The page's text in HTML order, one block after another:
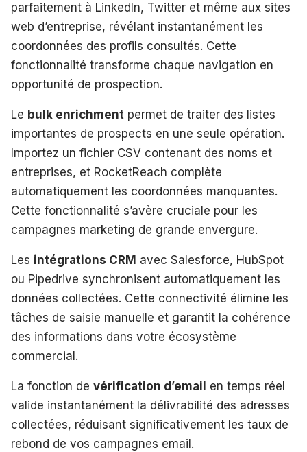
parfaitement à LinkedIn, Twitter et même aux sites
web d’entreprise, révélant instantanément les
coordonnées des profils consultés. Cette
fonctionnalité transforme chaque navigation en
opportunité de prospection.
Le bulk enrichment permet de traiter des listes
importantes de prospects en une seule opération.
Importez un fichier CSV contenant des noms et
entreprises, et RocketReach complète
automatiquement les coordonnées manquantes.
Cette fonctionnalité s’avère cruciale pour les
campagnes marketing de grande envergure.
Les intégrations CRM avec Salesforce, HubSpot
ou Pipedrive synchronisent automatiquement les
données collectées. Cette connectivité élimine les
tâches de saisie manuelle et garantit la cohérence
des informations dans votre écosystème
commercial.
La fonction de vérification d’email en temps réel
valide instantanément la délivrabilité des adresses
collectées, réduisant significativement les taux de
rebond de vos campagnes email.